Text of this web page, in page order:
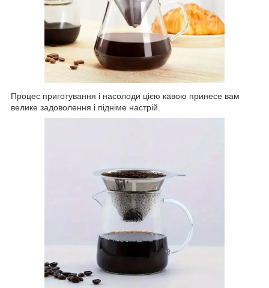
Процес приготування і насолоди цією кавою принесе вам
велике задоволення і підніме настрій.